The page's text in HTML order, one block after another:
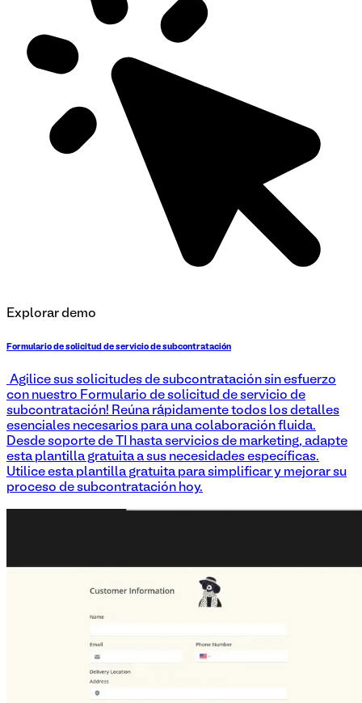
Explorar demo
Formulario de solicitud de servicio de subcontratación
¡Agilice sus solicitudes de subcontratación sin esfuerzo
con nuestro Formulario de solicitud de servicio de
subcontratación! Reúna rápidamente todos los detalles
esenciales necesarios para una colaboración fluida.
Desde soporte de TI hasta servicios de marketing, adapte
esta plantilla gratuita a sus necesidades específicas.
Utilice esta plantilla gratuita para simplificar y mejorar su
proceso de subcontratación hoy.